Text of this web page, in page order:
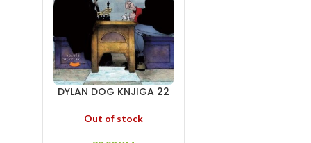
DYLAN DOG KNJIGA 22
Zver iz pećine – Partija
Out of stock